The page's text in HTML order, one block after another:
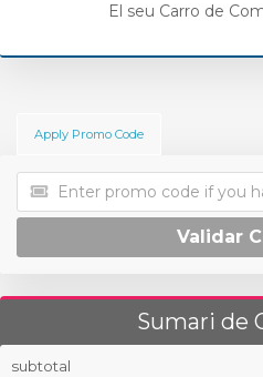
El seu Carro de
Apply Promo Code
Validar
Sumari de
subtotal